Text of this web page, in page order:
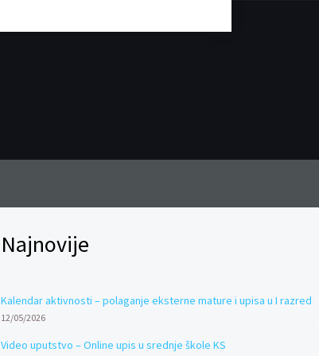
Najnovije
Kalendar aktivnosti – polaganje eksterne mature i upisa u I razred
12/05/2026
Video uputstvo – Online upis u srednje škole KS